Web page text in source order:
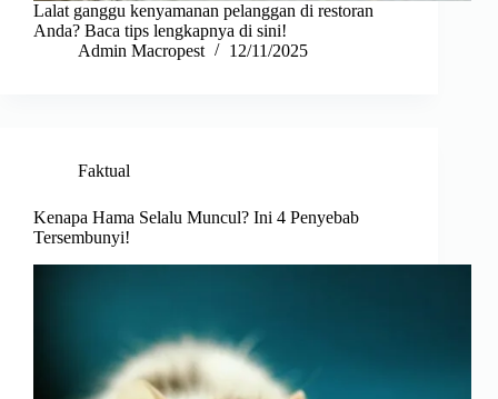
Lalat ganggu kenyamanan pelanggan di restoran
Anda? Baca tips lengkapnya di sini!
Admin Macropest
12/11/2025
Faktual
Kenapa Hama Selalu Muncul? Ini 4 Penyebab
Tersembunyi!